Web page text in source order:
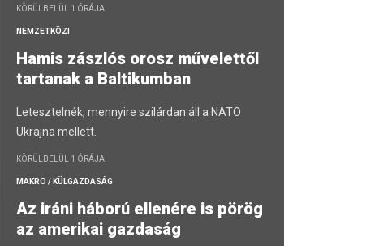
KÖRÜLBELÜL 1 ÓRÁJA
NEMZETKÖZI
Hamis zászlós orosz művelettől
tartanak a Baltikumban
Letesztelnék, mennyire szilárdan áll a NATO
Ukrajna mellett.
KÖRÜLBELÜL 1 ÓRÁJA
MAKRO / KÜLGAZDASÁG
Az iráni háború ellenére is pörög
az amerikai gazdaság